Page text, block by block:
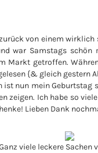
von einem wirklich
war Samstags
Markt getroffen.
{& gleich gestern
ist nun mein Geburtstag
zeigen. Ich habe so
Lieben Dank
viele leckere Sachen